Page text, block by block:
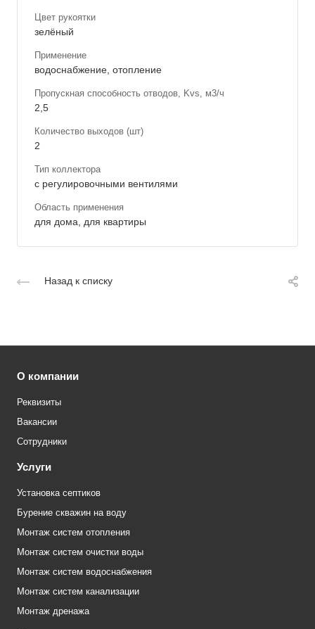
Цвет рукоятки
зелёный
Применение
водоснабжение, отопление
Пропускная способность отводов, Kvs, м3/ч
2,5
Количество выходов (шт)
2
Тип коллектора
с регулировочными вентилями
Область применения
для дома, для квартиры
Назад к списку
О компании
Реквизиты
Вакансии
Сотрудники
Услуги
Установка септиков
Бурение скважин на воду
Монтаж систем отопления
Монтаж систем очистки воды
Монтаж систем водоснабжения
Монтаж систем канализации
Монтаж дренажа